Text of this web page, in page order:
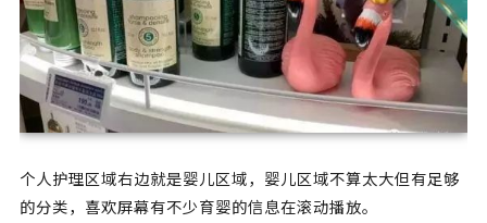
个人护理区域右边就是婴儿区域，婴儿区域不算太大但有足够
的分类，喜欢屏幕有不少育婴的信息在滚动播放。